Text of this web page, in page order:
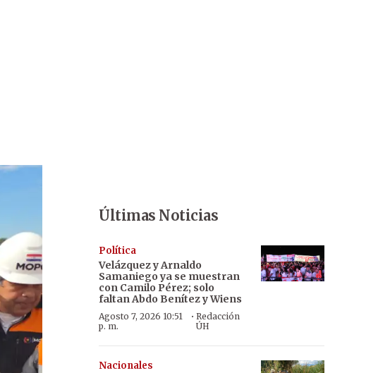
Últimas Noticias
Política
Velázquez y Arnaldo
Samaniego ya se muestran
con Camilo Pérez; solo
faltan Abdo Benítez y Wiens
Agosto 7, 2026 10:51
p. m.
·Redacción
ÚH
Nacionales